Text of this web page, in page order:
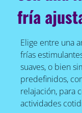
fría
Elige entre una
frías
suaves, o bien
predefinidos,
relajación, para
actividades